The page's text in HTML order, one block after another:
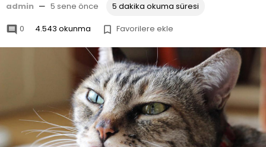
admin — 5 sene önce 5 dakika okuma süresi
 0 4.543 okunma  Favorilere ekle